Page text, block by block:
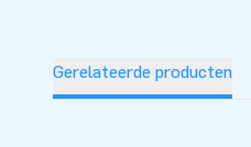
Gerelateerde producten